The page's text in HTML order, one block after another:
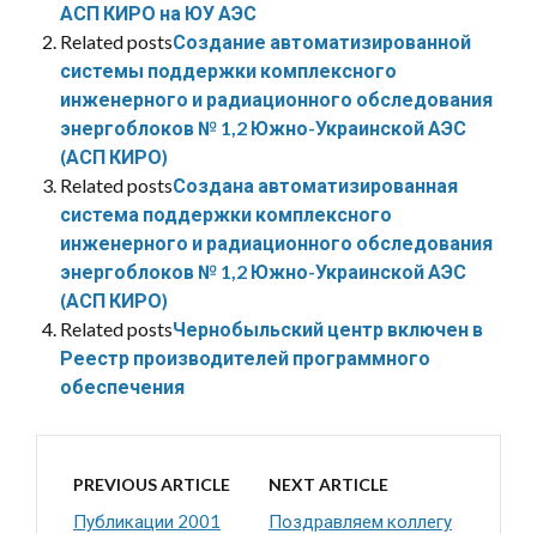
АСП КИРО на ЮУ АЭС
Related postsСоздание автоматизированной
системы поддержки комплексного
инженерного и радиационного обследования
энергоблоков № 1,2 Южно-Украинской АЭС
(АСП КИРО)
Related postsСоздана автоматизированная
система поддержки комплексного
инженерного и радиационного обследования
энергоблоков № 1,2 Южно-Украинской АЭС
(АСП КИРО)
Related postsЧернобыльский центр включен в
Реестр производителей программного
обеспечения
PREVIOUS ARTICLE
Публикации 2001
NEXT ARTICLE
Поздравляем коллегу